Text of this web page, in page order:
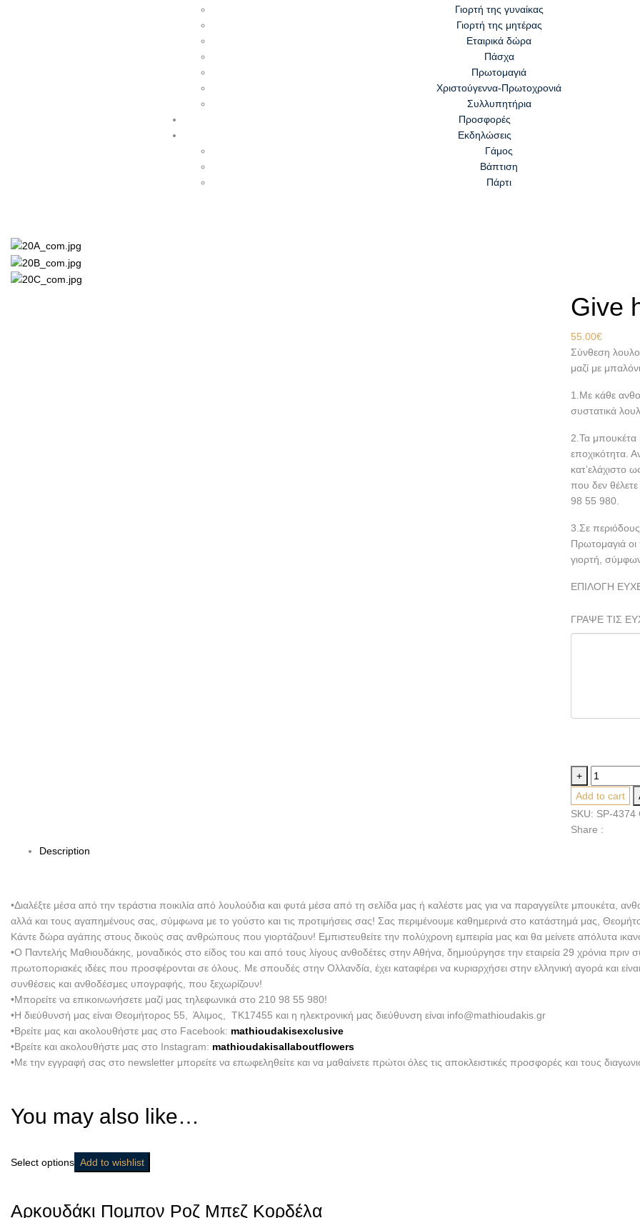
Γιορτή της γυναίκας
Γιορτή της μητέρας
Εταιρικά δώρα
Πάσχα
Πρωτομαγιά
Χριστούγεννα-Πρωτοχρονιά
Συλλυπητήρια
Προσφορές
Εκδηλώσεις
Γάμος
Βάπτιση
Πάρτι
Give
55.00€
Σύνθεση
μαζί με
1.Με κάθε
συστατικά
2.Τα μπουκέτα
εποχικότητα.
κατ’ελάχιστο
που δεν
98 55 980.
3.Σε
Πρωτομαγιά οι
γιορτή,
ΕΠΙΛΟΓΗ
ΓΡΑΨΕ ΤΙΣ
+
Give
her
all
quantity
Add to cart
SKU: SP-4374
Share :
Description
•Διαλέξτε μέσα από την τεράστια ποικιλία από λουλούδια και φυτά μέσα από τη σελίδα μας ή καλέστε μας για να παραγγείλτε μπουκέτα,
αλλά και τους αγαπημένους σας, σύμφωνα με το γούστο και τις προτιμήσεις σας! Σας περιμένουμε καθημερινά στο κατάστημά μας,
Κάντε δώρα αγάπης στους δικούς σας ανθρώπους που γιορτάζουν! Εμπιστευθείτε την πολύχρονη εμπειρία μας και θα μείνετε απόλυτα
•Ο Παντελής Μαθιουδάκης, μοναδικός στο είδος του και από τους λίγους ανθοδέτες στην Αθήνα, δημιούργησε την εταιρεία 29 χρόνια
πρωτοποριακές ιδέες που προσφέρονται σε όλους. Με σπουδές στην Ολλανδία, έχει καταφέρει να κυριαρχήσει στην ελληνική αγορά και
συνθέσεις και ανθοδέσμες υπογραφής, που ξεχωρίζουν!
•Μπορείτε να επικοινωνήσετε μαζί μας τηλεφωνικά στο 210 98 55 980!
•Η διεύθυνσή μας είναι Θεομήτορος 55, Άλιμος, ΤΚ17455 και η ηλεκτρονική μας διεύθυνση είναι info@mathioudakis.gr
•Βρείτε μας και ακολουθήστε μας στο Facebook: mathioudakisexclusive
•Βρείτε και ακολουθήστε μας στο Instagram: mathioudakisallaboutflowers
•Με την εγγραφή σας στο newsletter μπορείτε να επωφεληθείτε και να μαθαίνετε πρώτοι όλες τις αποκλειστικές προσφορές και τους
You may also like…
Select options Add to wishlist
Αρκουδάκι Πομπον Ροζ Μπεζ Κορδέλα